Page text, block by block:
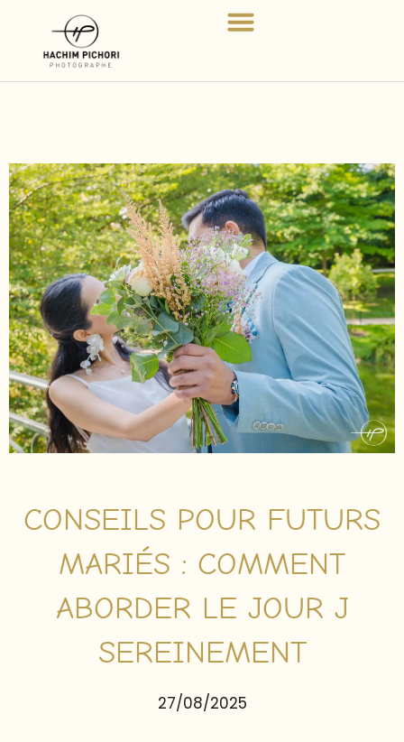
CONSEILS POUR FUTURS
MARIÉS : COMMENT
ABORDER LE JOUR J
SEREINEMENT
27/08/2025